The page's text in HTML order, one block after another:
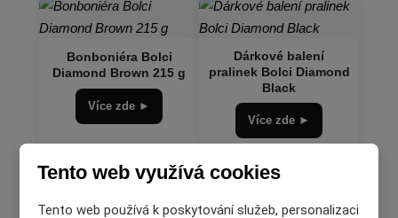
Bonboniéra Bolci
Diamond Brown 215 g
Více zde ►
Dárkové balení
pralinek Bolci Diamond
Black
Více zde ►
Dárková bonboniéra
Tento web využívá cookies
Tento web používá k poskytování služeb, personalizaci